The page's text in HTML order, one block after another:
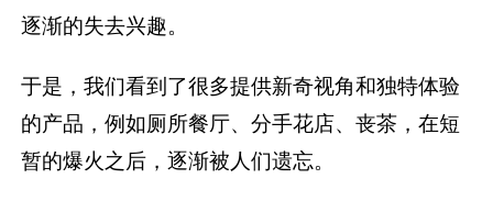
逐渐的失去兴趣。
于是，我们看到了很多提供新奇视角和独特体验
的产品，例如厕所餐厅、分手花店、丧茶，在短
暂的爆火之后，逐渐被人们遗忘。